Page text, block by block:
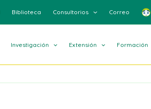
Biblioteca Consultorios Correo
Investigación Extensión Formación